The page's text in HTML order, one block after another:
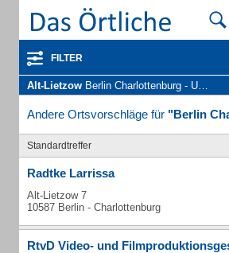
FILTER
Alt-Lietzow Berlin Charlottenburg - Unternehmen und Personen
Andere Ortsvorschläge für "Berlin
Standardtreffer
Radtke Larrissa
Alt-Lietzow 7
10587 Berlin - Charlottenburg
RtvD Video- und